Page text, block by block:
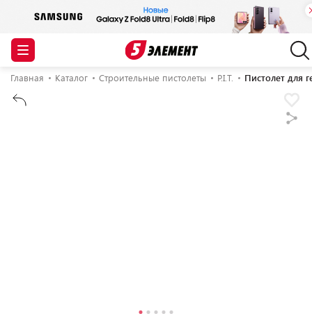
Главная Каталог Строительные пистолеты P.I.T. Пистолет для